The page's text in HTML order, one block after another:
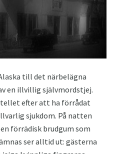
till det närbelägna
en illvillig självmordstjej.
efter att ha förrådat
sjukdom. På natten
förrädisk brudgum som
ser alltid ut: gästerna